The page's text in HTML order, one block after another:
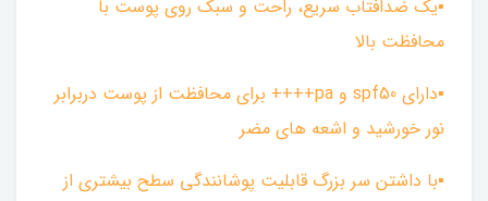
▪︎یک ضدافتاب سریع، راحت و سبک روی پوست با
محافظت بالا
▪︎دارای spf50 و pa++++ برای محافظت از پوست دربرابر
نور خورشید و اشعه های مضر
▪︎با داشتن سر بزرگ قابلیت پوشانندگی سطح بیشتری از